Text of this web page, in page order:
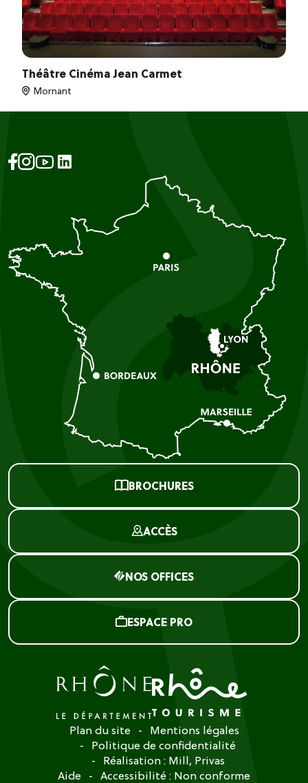
Théâtre Cinéma Jean Carmet
Mornant
BROCHURES
ACCÈS
NOS OFFICES
ESPACE PRO
Plan du site
Mentions légales
Politique de confidentialité
Réalisation : Mill, Privas
Aide
Accessibilité : Non conforme